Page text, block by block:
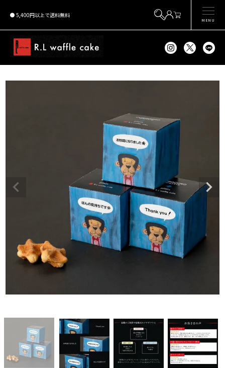
5,400円以上で送料無料
MENU